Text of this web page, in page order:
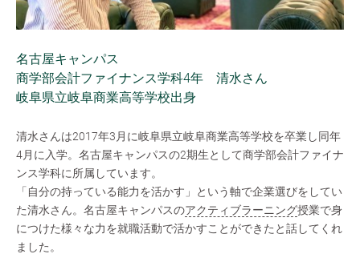
名古屋キャンパス
商学部会計ファイナンス学科4年 清水さん
岐阜県立岐阜商業高等学校出身
清水さんは2017年3月に岐阜県立岐阜商業高等学校を卒業し同年
4月に入学。名古屋キャンパスの2期生として商学部会計ファイナ
ンス学科に所属しています。
「自分の持っている能力を活かす」という軸で企業選びをしてい
た清水さん。名古屋キャンパスのアクティブラーニング授業で身
につけた様々な力を就職活動で活かすことができたと話してくれ
ました。